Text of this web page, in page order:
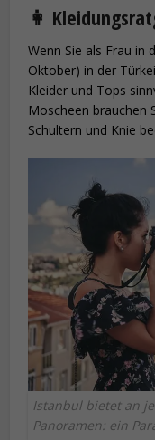
👩
Wenn Sie als Frau in
Oktober) in der
Kleider und Tops
Moscheen brauchen
Schultern und Knie
Istanbul bietet an
Panoramen: ein